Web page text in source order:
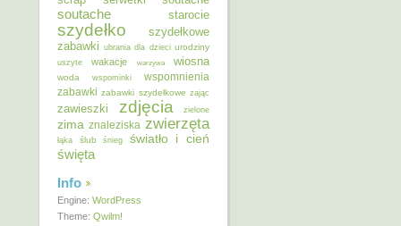
soutache starocie
szydełko
szydełkowe
zabawki ubrania dla dzieci urodziny
uszyte wakacje warzywa wiosna
woda wspominki
wspomnienia
zabawki zabawki szydełkowe zając
zawieszki zdjęcia zielone
zima znaleziska zwierzęta
łąka ślub śnieg światło i cień
święta
Info
Engine: WordPress
Theme: Qwilm!